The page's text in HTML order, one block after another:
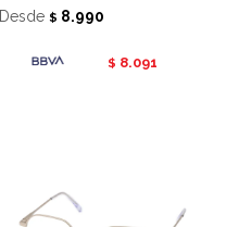
Desde $ 8.990
$ 8.091